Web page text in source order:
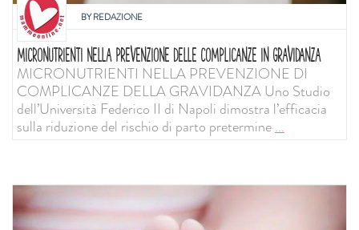
BYREDAZIONE
MICRONUTRIENTI NELLA PREVENZIONE DELLE COMPLICANZE IN GRAVIDANZA
MICRONUTRIENTI NELLA PREVENZIONE DI
COMPLICANZE DELLA GRAVIDANZA Uno Studio
dell’Università Federico II di Napoli dimostra l’efficacia
sulla riduzione del rischio di parto pretermine...